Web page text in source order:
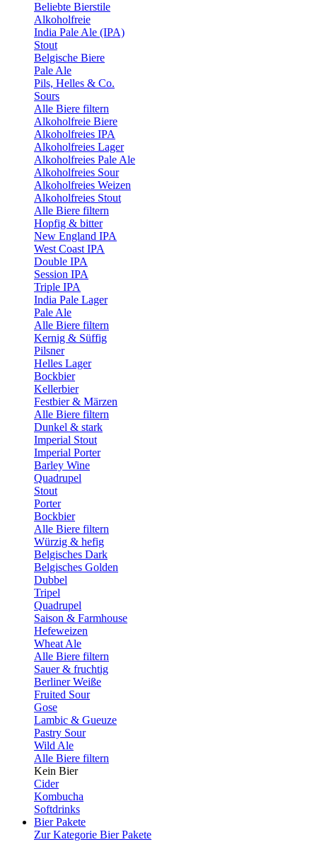
Beliebte Bierstile
Alkoholfreie
India Pale Ale (IPA)
Stout
Belgische Biere
Pale Ale
Pils, Helles & Co.
Sours
Alle Biere filtern
Alkoholfreie Biere
Alkoholfreies IPA
Alkoholfreies Lager
Alkoholfreies Pale Ale
Alkoholfreies Sour
Alkoholfreies Weizen
Alkoholfreies Stout
Alle Biere filtern
Hopfig & bitter
New England IPA
West Coast IPA
Double IPA
Session IPA
Triple IPA
India Pale Lager
Pale Ale
Alle Biere filtern
Kernig & Süffig
Pilsner
Helles Lager
Bockbier
Kellerbier
Festbier & Märzen
Alle Biere filtern
Dunkel & stark
Imperial Stout
Imperial Porter
Barley Wine
Quadrupel
Stout
Porter
Bockbier
Alle Biere filtern
Würzig & hefig
Belgisches Dark
Belgisches Golden
Dubbel
Tripel
Quadrupel
Saison & Farmhouse
Hefeweizen
Wheat Ale
Alle Biere filtern
Sauer & fruchtig
Berliner Weiße
Fruited Sour
Gose
Lambic & Gueuze
Pastry Sour
Wild Ale
Alle Biere filtern
Kein Bier
Cider
Kombucha
Softdrinks
Bier Pakete
Zur Kategorie Bier Pakete